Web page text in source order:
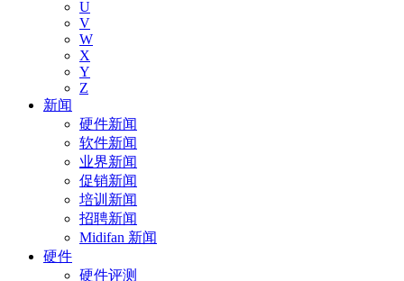
U
V
W
X
Y
Z
新闻
硬件新闻
软件新闻
业界新闻
促销新闻
培训新闻
招聘新闻
Midifan 新闻
硬件
硬件评测